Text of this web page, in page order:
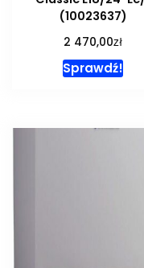
(10023637)
2 470,00zł
Sprawdź!